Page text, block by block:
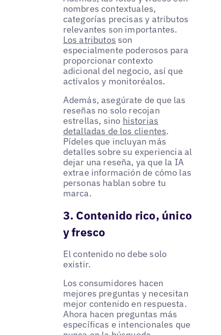
nombres contextuales,
categorías precisas y atributos
relevantes son importantes.
Los atributos son
especialmente poderosos para
proporcionar contexto
adicional del negocio, así que
actívalos y monitoréalos.
Además, asegúrate de que las
reseñas no solo recojan
estrellas, sino historias
detalladas de los clientes.
Pídeles que incluyan más
detalles sobre su experiencia al
dejar una reseña, ya que la IA
extrae información de cómo las
personas hablan sobre tu
marca.
3. Contenido rico, único
y fresco
El contenido no debe solo
existir.
Los consumidores hacen
mejores preguntas y necesitan
mejor contenido en respuesta.
Ahora hacen preguntas más
específicas e intencionales que